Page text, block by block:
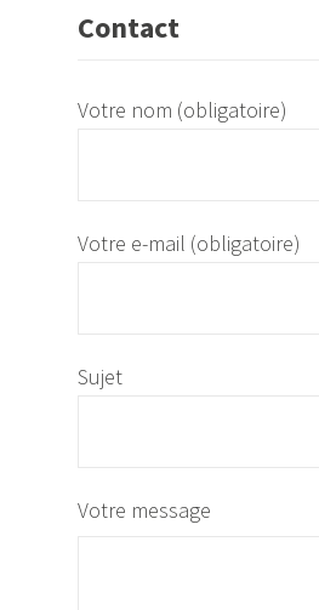
Contact
Votre nom (obligatoire)
Votre e-mail (obligatoire)
Sujet
Votre message